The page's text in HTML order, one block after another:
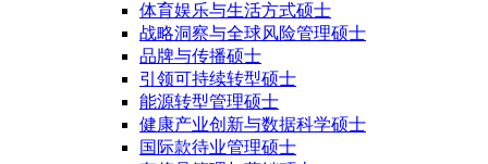
体育娱乐与生活方式硕士
战略洞察与全球风险管理硕士
品牌与传播硕士
引领可持续转型硕士
能源转型管理硕士
健康产业创新与数据科学硕士
国际款待业管理硕士